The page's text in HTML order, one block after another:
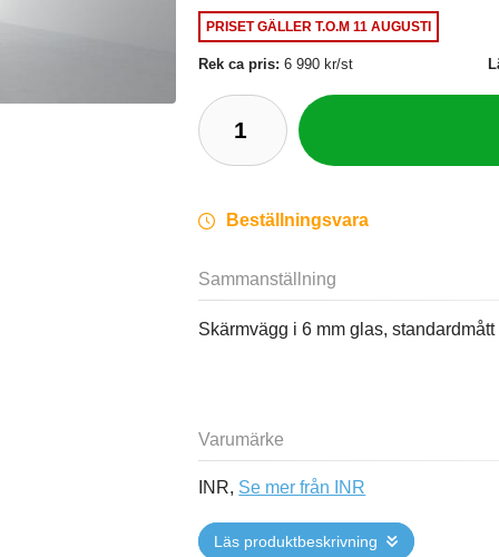
PRISET GÄLLERT.O.M 11 AUGUSTI
Rek ca pris:6 990 kr/st
Beställningsvara
Sammanställning
Skärmvägg i 6 mm glas,
Varumärke
INR, Se mer från INR
Läs produktbeskrivning